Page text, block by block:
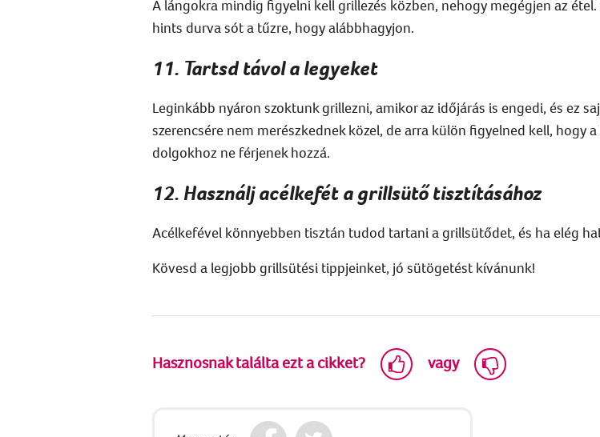
A lángokra mindig figyelni kell grillezés közben, nehogy megégjen az
hints durva sót a tűzre, hogy alábbhagyjon.
11. Tartsd távol a legyeket
Leginkább nyáron szoktunk grillezni, amikor az időjárás is engedi, és ez
szerencsére nem merészkednek közel, de arra külön figyelned kell, hogy
dolgokhoz ne férjenek hozzá.
12. Használj acélkefét a grillsütő tisztításához
Acélkefével könnyebben tisztán tudod tartani a grillsütődet, és ha elég
Kövesd a legjobb grillsütési tippjeinket, jó sütögetést kívánunk!
Hasznosnak találta ezt a cikket? vagy